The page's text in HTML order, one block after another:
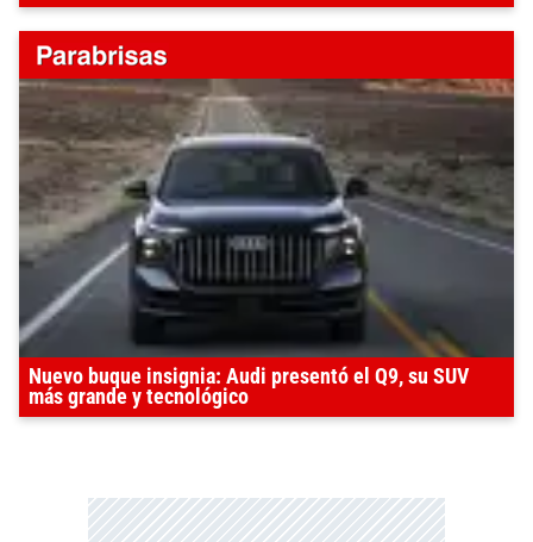
Nuevo buque insignia: Audi presentó el Q9, su SUV
más grande y tecnológico